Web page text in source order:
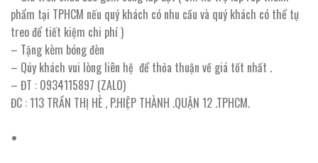
phẩm tại TPHCM nếu quý khách có nhu cầu và quý khách có thể tự
treo để tiết kiệm chi phí )
– Tặng kèm bóng đèn
– Qúy khách vui lòng liên hệ để thỏa thuận về giá tốt nhất .
– ĐT : 0934115897 (ZALO)
ĐC : 113 TRẦN THỊ HÈ , P.HIỆP THÀNH .QUẬN 12 .TPHCM.